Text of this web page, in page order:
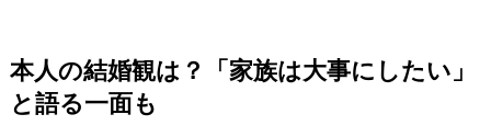
本人の結婚観は？「家族は大事にしたい」
と語る一面も